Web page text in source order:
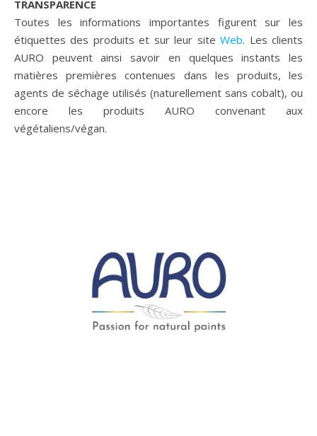
TRANSPARENCE
Toutes les informations importantes figurent sur les
étiquettes des produits et sur leur siteWeb. Les clients
AURO peuvent ainsi savoir en quelques instants les
matières premières contenues dans les produits, les
agents de séchage utilisés (naturellement sans cobalt), ou
encore les produits AURO convenant aux
végétaliens/végan.